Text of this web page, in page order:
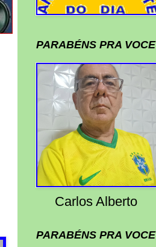
PARABÉNS PRA VOCE
Carlos Alberto
PARABÉNS PRA VOCE